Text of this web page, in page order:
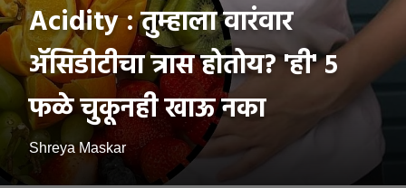
Acidity : तुम्हाला वारंवार
ॲसिडीटीचा त्रास होतोय? 'ही' ५
फळे चुकूनही खाऊ नका
Shreya Maskar